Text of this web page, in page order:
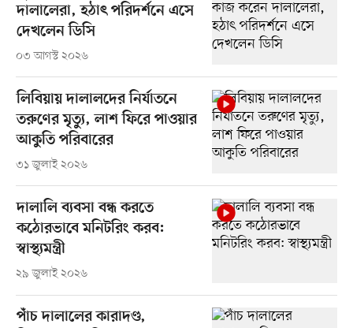
দালালেরা, হঠাৎ পরিদর্শনে এসে
দেখলেন ডিসি
০৩ আগস্ট ২০২৬
লিবিয়ায় দালালদের নির্যাতনে
তরুণের মৃত্যু, লাশ ফিরে পাওয়ার
আকুতি পরিবারের
৩১ জুলাই ২০২৬
দালালি ব্যবসা বন্ধ করতে
কঠোরভাবে মনিটরিং করব:
স্বাস্থ্যমন্ত্রী
২৯ জুলাই ২০২৬
পাঁচ দালালের কারাদণ্ড,